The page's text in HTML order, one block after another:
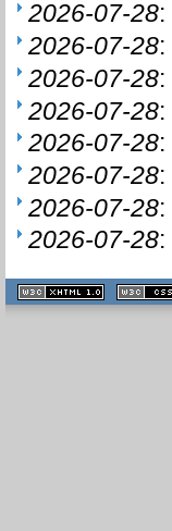
2026-07-28:
2026-07-28:
2026-07-28:
2026-07-28:
2026-07-28:
2026-07-28:
2026-07-28:
2026-07-28:
XHTML
1.1 valide
2.0 valide